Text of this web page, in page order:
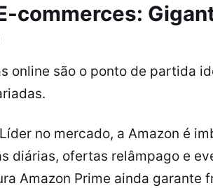
commerces:
online são o ponto de partida
Líder no mercado, a Amazon é
diárias, ofertas relâmpago e
Amazon Prime ainda garante